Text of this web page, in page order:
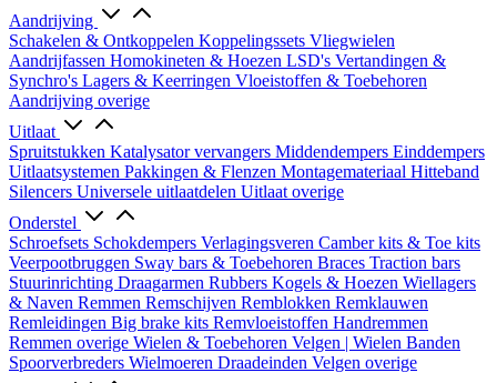
Aandrijving
Schakelen & Ontkoppelen Koppelingssets Vliegwielen
Aandrijfassen Homokineten & Hoezen LSD's Vertandingen &
Synchro's Lagers & Keerringen Vloeistoffen & Toebehoren
Aandrijving overige
Uitlaat
Spruitstukken Katalysator vervangers Middendempers Einddempers
Uitlaatsystemen Pakkingen & Flenzen Montagemateriaal Hitteband
Silencers Universele uitlaatdelen Uitlaat overige
Onderstel
Schroefsets Schokdempers Verlagingsveren Camber kits & Toe kits
Veerpootbruggen Sway bars & Toebehoren Braces Traction bars
Stuurinrichting Draagarmen Rubbers Kogels & Hoezen Wiellagers
& Naven Remmen Remschijven Remblokken Remklauwen
Remleidingen Big brake kits Remvloeistoffen Handremmen
Remmen overige Wielen & Toebehoren Velgen | Wielen Banden
Spoorverbreders Wielmoeren Draadeinden Velgen overige